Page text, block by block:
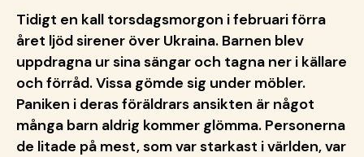
Tidigt en kall torsdagsmorgon i februari förra
året ljöd sirener över Ukraina. Barnen blev
uppdragna ur sina sängar och tagna ner i källare
och förråd. Vissa gömde sig under möbler.
Paniken i deras föräldrars ansikten är något
många barn aldrig kommer glömma. Personerna
de litade på mest, som var starkast i världen, var